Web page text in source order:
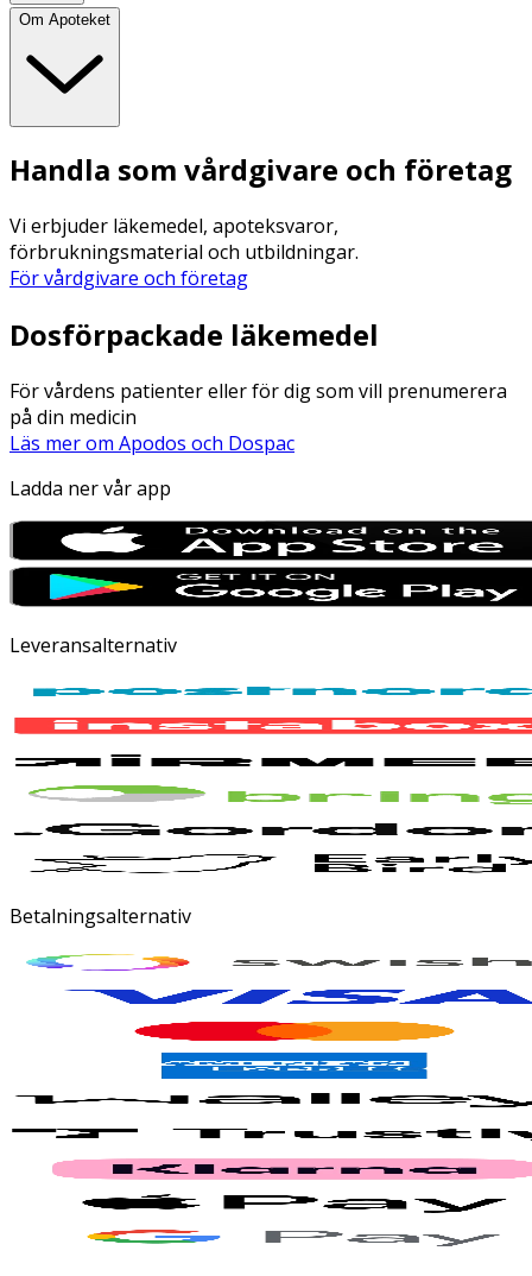
Om Apoteket
Handla som vårdgivare och företag
Vi erbjuder läkemedel, apoteksvaror,
förbrukningsmaterial och utbildningar.
För vårdgivare och företag
Dosförpackade läkemedel
För vårdens patienter eller för dig som vill prenumerera
på din medicin
Läs mer om Apodos och Dospac
Ladda ner vår app
Leveransalternativ
Betalningsalternativ